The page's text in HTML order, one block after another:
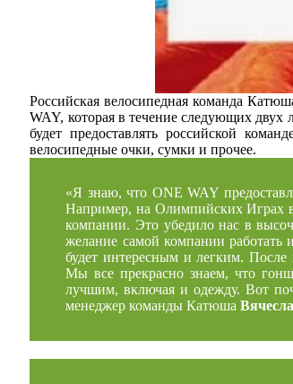
Российская велосипедная команда
WAY, которая в течение следующих
будет предоставлять российской
велосипедные очки, сумки и прочее.
«Я знаю, что ONE WAY
Например, на Олимпийских Играх
компании. Это убедило нас в
желание самой компании работать
будет интересным и легким. После
Мы все прекрасно знаем, что
лучшим, включая и одежду. Вот
менеджер команды Катюша